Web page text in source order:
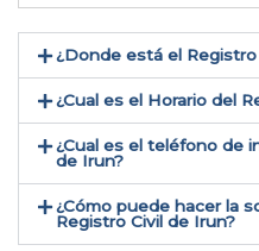
¿Donde está el Registro
¿Cual es el Horario del
¿Cual es el teléfono de
de Irun​?
¿Cómo puede hacer la
Registro Civil de Irun​?